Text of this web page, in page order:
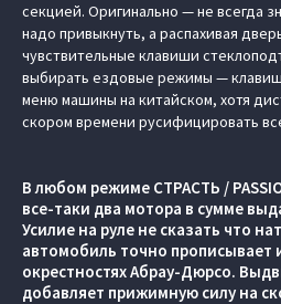
секцией. Оригинально — не всегда
надо привыкнуть, а распахивая
чувствительные клавиши
выбирать ездовые режимы —
меню машины на китайском, хотя
скором времени русифицировать
В любом режиме СТРАСТЬ /
все-таки два мотора в сумме
Усилие на руле не сказать что
автомобиль точно прописывает
окрестностях Абрау-Дюрсо.
добавляет прижимную силу на